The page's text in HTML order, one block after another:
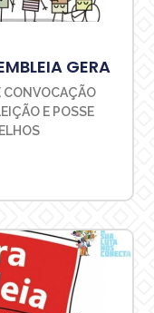
GERA
CONVOCAÇÃO
E POSSE